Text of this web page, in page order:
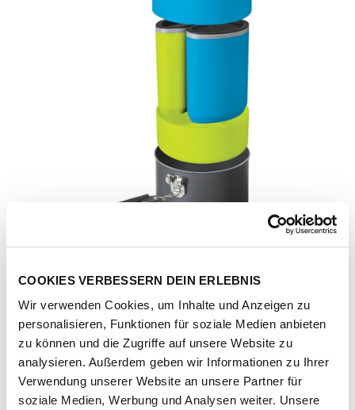
COOKIES VERBESSERN DEIN ERLEBNIS
Wir verwenden Cookies, um Inhalte und Anzeigen zu
personalisieren, Funktionen für soziale Medien anbieten
zu können und die Zugriffe auf unsere Website zu
analysieren. Außerdem geben wir Informationen zu Ihrer
Verwendung unserer Website an unsere Partner für
soziale Medien, Werbung und Analysen weiter. Unsere
Artikel-Nr.208916-1991-1001